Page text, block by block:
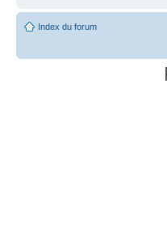
Index du forum